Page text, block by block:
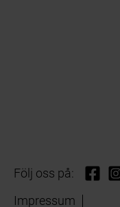
Följ oss på:
Impressum